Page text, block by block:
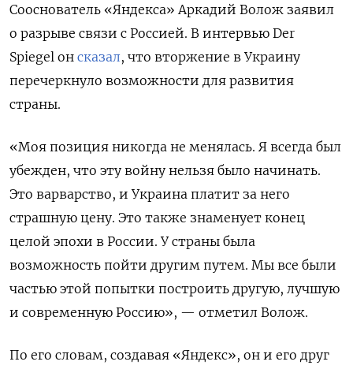
Сооснователь «Яндекса» Аркадий Волож заявил
о разрыве связи с Россией. В интервью Der
Spiegel он сказал, что вторжение в Украину
перечеркнуло возможности для развития
страны.
«Моя позиция никогда не менялась. Я всегда был
убежден, что эту войну нельзя было начинать.
Это варварство, и Украина платит за него
страшную цену. Это также знаменует конец
целой эпохи в России. У страны была
возможность пойти другим путем. Мы все были
частью этой попытки построить другую, лучшую
и современную Россию», — отметил Волож.
По его словам, создавая «Яндекс», он и его друг